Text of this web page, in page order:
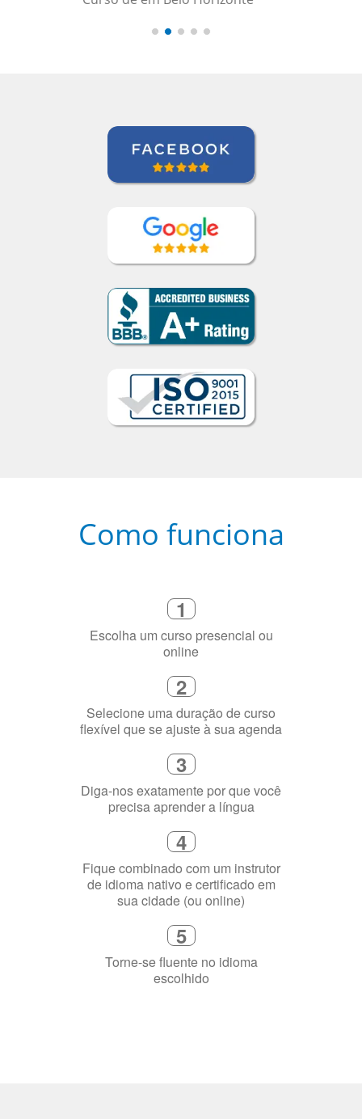
Como funciona
1
Escolha um curso presencial ou
online
2
Selecione uma duração de curso
flexível que se ajuste à sua agenda
3
Diga-nos exatamente por que você
precisa aprender a língua
4
Fique combinado com um instrutor
de idioma nativo e certificado em
sua cidade (ou online)
5
Torne-se fluente no idioma
escolhido